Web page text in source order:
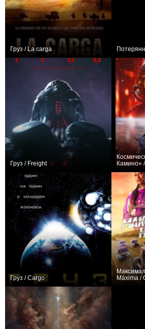
Груз / La carga
Груз / Freight
Камино»
Груз / Cargo
Máxima /